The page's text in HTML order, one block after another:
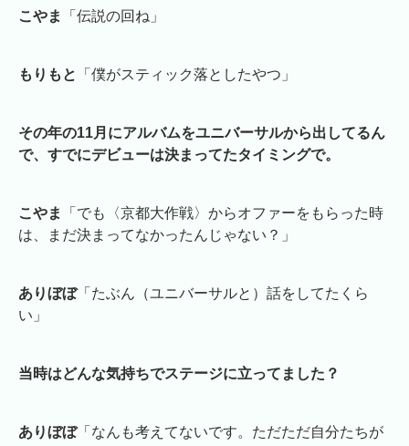
こやま 「伝説の回ね」
もりもと 「僕がスティック落としたやつ」
その年の11月にアルバムをユニバーサルから出してるん
で、すでにデビューは決まってたタイミングで。
こやま
「でも〈京都大作戦〉からオファーをもらった時
は、まだ決まってなかったんじゃない？」
ありぼぼ「たぶん（ユニバーサルと）話をしてたくら
い」
当時はどんな気持ちでステージに立ってました？
ありぼぼ「なんも考えてないです。ただただ自分たちが